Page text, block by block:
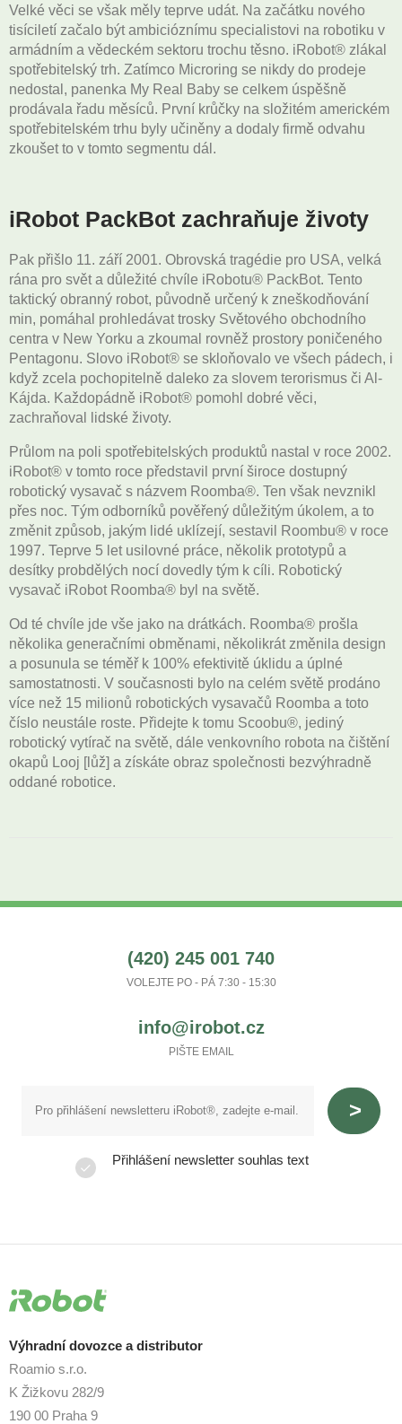
Velké věci se však měly teprve udát. Na začátku nového
tisíciletí začalo být ambicióznímu specialistovi na robotiku v
armádním a vědeckém sektoru trochu těsno. iRobot® zlákal
spotřebitelský trh. Zatímco Microring se nikdy do prodeje
nedostal, panenka My Real Baby se celkem úspěšně
prodávala řadu měsíců. První krůčky na složitém americkém
spotřebitelském trhu byly učiněny a dodaly firmě odvahu
zkoušet to v tomto segmentu dál.
iRobot PackBot zachraňuje životy
Pak přišlo 11. září 2001. Obrovská tragédie pro USA, velká
rána pro svět a důležité chvíle iRobotu® PackBot. Tento
taktický obranný robot, původně určený k zneškodňování
min, pomáhal prohledávat trosky Světového obchodního
centra v New Yorku a zkoumal rovněž prostory poničeného
Pentagonu. Slovo iRobot® se skloňovalo ve všech pádech, i
když zcela pochopitelně daleko za slovem terorismus či Al-
Kájda. Každopádně iRobot® pomohl dobré věci,
zachraňoval lidské životy.
Průlom na poli spotřebitelských produktů nastal v roce 2002.
iRobot® v tomto roce představil první široce dostupný
robotický vysavač s názvem Roomba®. Ten však nevznikl
přes noc. Tým odborníků pověřený důležitým úkolem, a to
změnit způsob, jakým lidé uklízejí, sestavil Roombu® v roce
1997. Teprve 5 let usilovné práce, několik prototypů a
desítky probdělých nocí dovedly tým k cíli. Robotický
vysavač iRobot Roomba® byl na světě.
Od té chvíle jde vše jako na drátkách. Roomba® prošla
několika generačními obměnami, několikrát změnila design
a posunula se téměř k 100% efektivitě úklidu a úplné
samostatnosti. V současnosti bylo na celém světě prodáno
více než 15 milionů robotických vysavačů Roomba a toto
číslo neustále roste. Přidejte k tomu Scoobu®, jediný
robotický vytírač na světě, dále venkovního robota na čištění
okapů Looj [lůž] a získáte obraz společnosti bezvýhradně
oddané robotice.
(420) 245 001 740
VOLEJTE PO - PÁ 7:30 - 15:30
info@irobot.cz
PIŠTE EMAIL
Přihlášení newsletter souhlas text
Výhradní dovozce a distributor
Roamio s.r.o.
K Žižkovu 282/9
190 00 Praha 9